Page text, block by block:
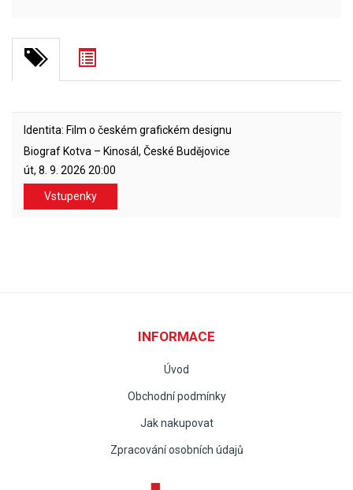
Identita: Film o českém grafickém designu
Biograf Kotva – Kinosál, České Budějovice
út, 8. 9. 2026 20:00
Vstupenky
INFORMACE
Úvod
Obchodní podmínky
Jak nakupovat
Zpracování osobních údajů